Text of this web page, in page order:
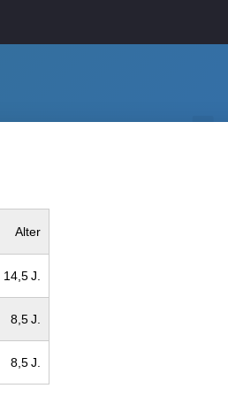
Alter
14,5 J.
8,5 J.
8,5 J.